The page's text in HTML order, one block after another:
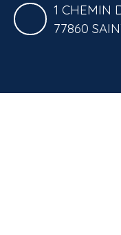
1 CHEMIN
77860